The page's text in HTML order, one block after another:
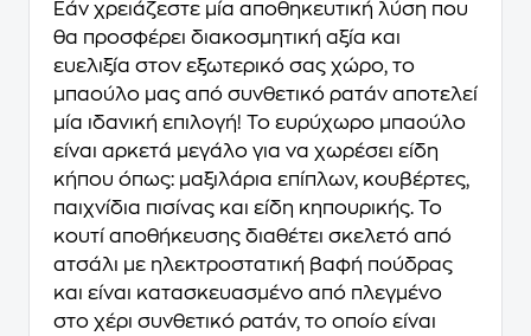
Εάν χρειάζεστε μία αποθηκευτική λύση που
θα προσφέρει διακοσμητική αξία και
ευελιξία στον εξωτερικό σας χώρο, το
μπαούλο μας από συνθετικό ρατάν αποτελεί
μία ιδανική επιλογή! Το ευρύχωρο μπαούλο
είναι αρκετά μεγάλο για να χωρέσει είδη
κήπου όπως: μαξιλάρια επίπλων, κουβέρτες,
παιχνίδια πισίνας και είδη κηπουρικής. Το
κουτί αποθήκευσης διαθέτει σκελετό από
ατσάλι με ηλεκτροστατική βαφή πούδρας
και είναι κατασκευασμένο από πλεγμένο
στο χέρι συνθετικό ρατάν, το οποίο είναι